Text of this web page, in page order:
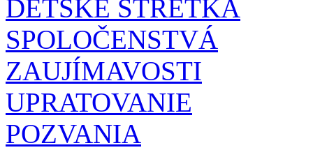
DETSKÉ STRETKÁ
SPOLOČENSTVÁ
ZAUJÍMAVOSTI
UPRATOVANIE
POZVANIA